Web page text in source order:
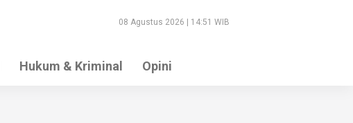
08 Agustus 2026 | 14:51 WIB
Hukum & Kriminal Opini